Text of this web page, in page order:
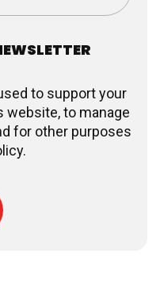
to support your
website, to manage
for other purposes
.